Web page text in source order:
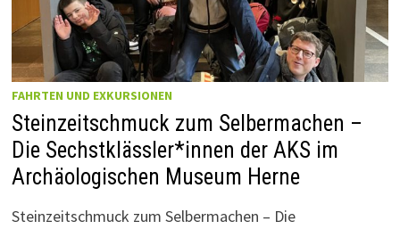
FAHRTEN UND EXKURSIONEN
Steinzeitschmuck zum Selbermachen –
Die Sechstklässler*innen der AKS im
Archäologischen Museum Herne
Steinzeitschmuck zum Selbermachen – Die